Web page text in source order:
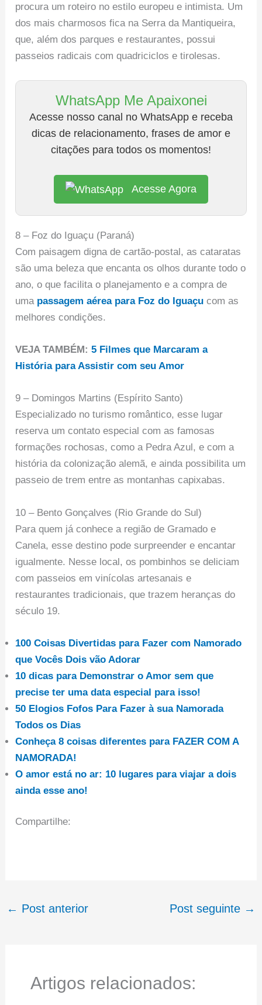
procura um roteiro no estilo europeu e intimista. Um
dos mais charmosos fica na Serra da Mantiqueira,
que, além dos parques e restaurantes, possui
passeios radicais com quadriciclos e tirolesas.
WhatsApp Me Apaixonei
Acesse nosso canal no WhatsApp e receba
dicas de relacionamento, frases de amor e
citações para todos os momentos!
Acesse Agora
8 – Foz do Iguaçu (Paraná)
Com paisagem digna de cartão-postal, as cataratas
são uma beleza que encanta os olhos durante todo o
ano, o que facilita o planejamento e a compra de
uma passagem aérea para Foz do Iguaçu com as
melhores condições.
VEJA TAMBÉM:5 Filmes que Marcaram a
História para Assistir com seu Amor
9 – Domingos Martins (Espírito Santo)
Especializado no turismo romântico, esse lugar
reserva um contato especial com as famosas
formações rochosas, como a Pedra Azul, e com a
história da colonização alemã, e ainda possibilita um
passeio de trem entre as montanhas capixabas.
10 – Bento Gonçalves (Rio Grande do Sul)
Para quem já conhece a região de Gramado e
Canela, esse destino pode surpreender e encantar
igualmente. Nesse local, os pombinhos se deliciam
com passeios em vinícolas artesanais e
restaurantes tradicionais, que trazem heranças do
século 19.
100 Coisas Divertidas para Fazer com Namorado
que Vocês Dois vão Adorar
10 dicas para Demonstrar o Amor sem que
precise ter uma data especial para isso!
50 Elogios Fofos Para Fazer à sua Namorada
Todos os Dias
Conheça 8 coisas diferentes para FAZER COM A
NAMORADA!
O amor está no ar: 10 lugares para viajar a dois
ainda esse ano!
Compartilhe:
← Post anterior Post seguinte →
Artigos relacionados: